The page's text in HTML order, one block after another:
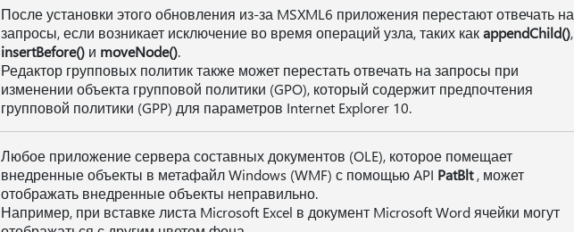
После установки этого обновления из-за MSXML6 приложения перестают отвечать на
запросы, если возникает исключение во время операций узла, таких какappendChild(),
insertBefore() и moveNode().
Редактор групповых политик также может перестать отвечать на запросы при
изменении объекта групповой политики (GPO), который содержит предпочтения
групповой политики (GPP) для параметров Internet Explorer 10.
Любое приложение сервера составных документов (OLE), которое помещает
внедренные объекты в метафайл Windows (WMF) с помощью API PatBlt, может
отображать внедренные объекты неправильно.
Например, при вставке листа Microsoft Excel в документ Microsoft Word ячейки могут